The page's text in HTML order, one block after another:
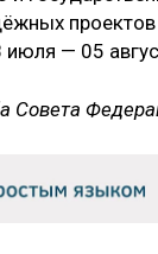
— 05
Совета